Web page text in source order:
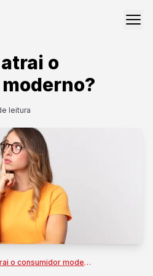
o
leitura
O consórcio atrai o consumidor moderno?